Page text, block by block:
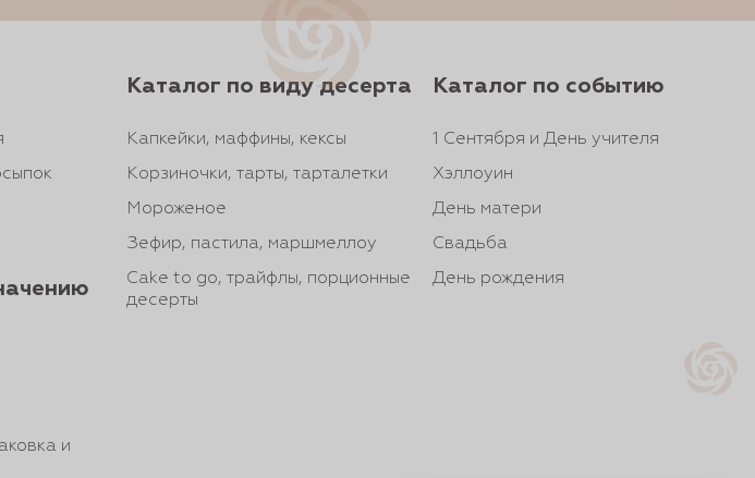
и
Каталог по виду десерта
Капкейки, маффины, кексы
Корзиночки, тарты, тарталетки
Мороженое
Зефир, пастила, маршмеллоу
Cake to go, трайфлы, порционные
десерты
Каталог по событию
1 Сентября и День учителя
Хэллоуин
День матери
Свадьба
День рождения